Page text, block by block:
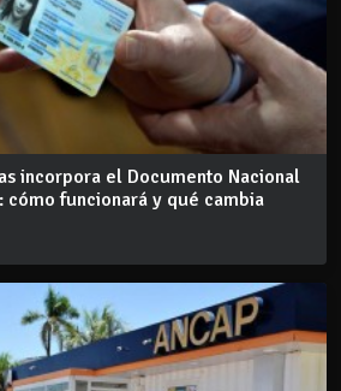
incorpora el Documento Nacional
cómo funcionará y qué cambia